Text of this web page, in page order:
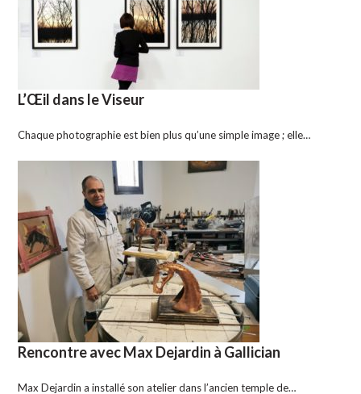
L’Œil dans le Viseur
Chaque photographie est bien plus qu’une simple image ; elle…
Rencontre avec Max Dejardin à Gallician
Max Dejardin a installé son atelier dans l’ancien temple de…